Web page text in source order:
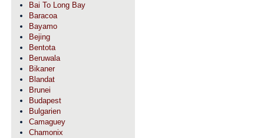
Bai To Long Bay
Baracoa
Bayamo
Bejing
Bentota
Beruwala
Bikaner
Blandat
Brunei
Budapest
Bulgarien
Camaguey
Chamonix